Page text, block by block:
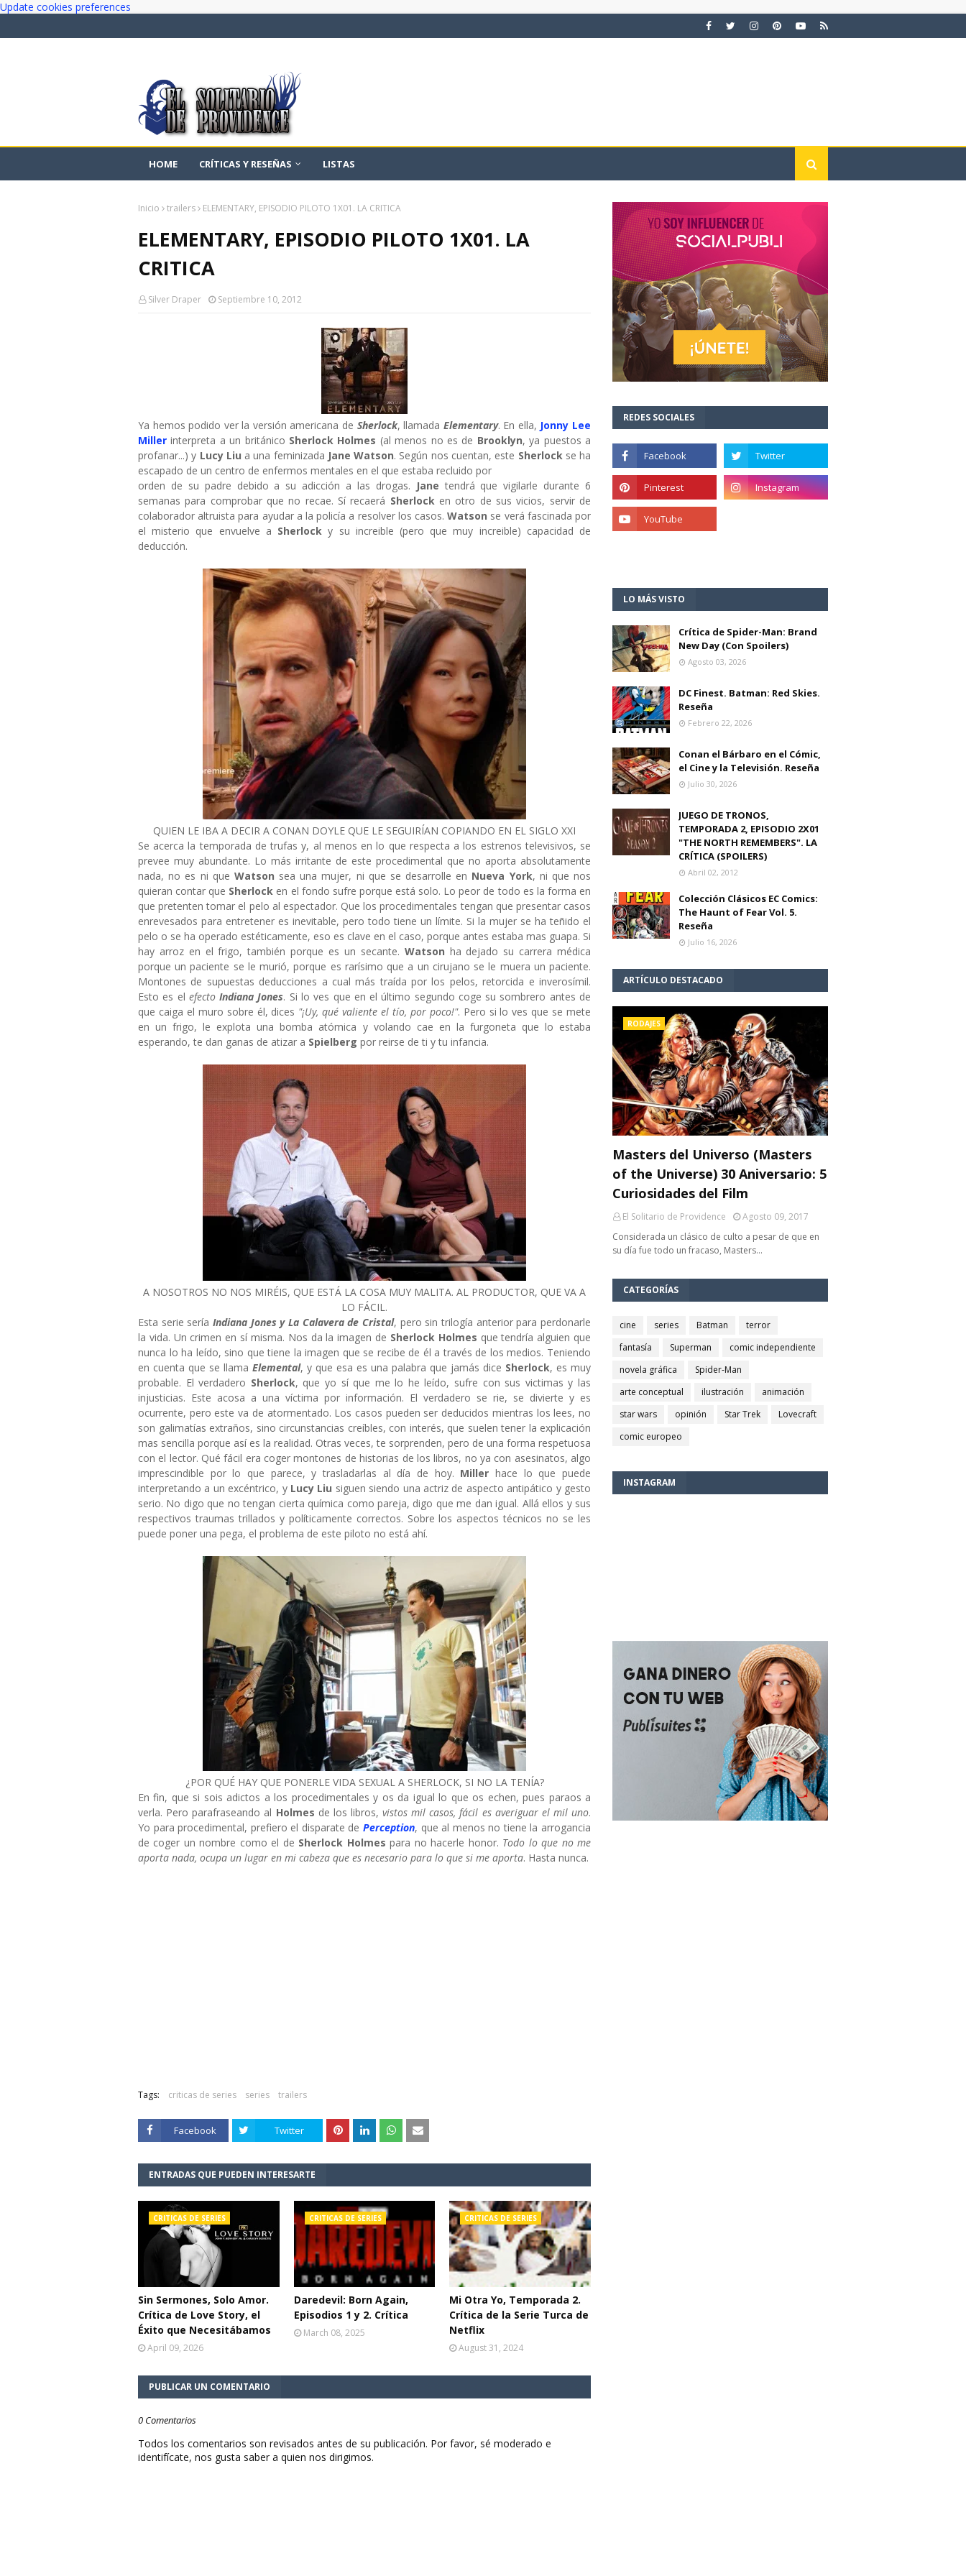
Update cookies preferences
HOME CRÍTICAS Y RESEÑAS LISTAS
Inicio trailers ELEMENTARY, EPISODIO PILOTO 1X01. LA CRITICA
ELEMENTARY, EPISODIO PILOTO 1X01. LA
CRITICA
Silver Draper Septiembre 10, 2012
Ya hemos podido ver la versión americana de Sherlock, llamada Elementary. En ella, Jonny Lee
Miller interpreta a un británico Sherlock Holmes (al menos no es de Brooklyn, ya puestos a
profanar...) y Lucy Liu a una feminizada Jane Watson. Según nos cuentan, este Sherlockse ha
escapado de un centro de enfermos mentales en el que estaba recluido por
orden de su padre debido a su adicción a las drogas. Jane tendrá que vigilarle durante 6
semanas para comprobar que no recae. Sí recaerá Sherlock en otro de sus vicios, servir de
colaborador altruista para ayudar a la policía a resolver los casos.Watson se verá fascinada por
el misterio que envuelve a Sherlock y su increible (pero que muy increible) capacidad de
deducción.
QUIEN LE IBA A DECIR A CONAN DOYLE QUE LE SEGUIRÍAN COPIANDO EN EL SIGLO XXI
Se acerca la temporada de trufas y, al menos en lo que respecta a los estrenos televisivos, se
prevee muy abundante. Lo más irritante de este procedimental que no aporta absolutamente
nada, no es ni que Watson sea una mujer, ni que se desarrolle en Nueva York, ni que nos
quieran contar que Sherlock en el fondo sufre porque está solo. Lo peor de todo es la forma en
que pretenten tomar el pelo al espectador. Que los procedimentales tengan que presentar casos
enrevesados para entretener es inevitable, pero todo tiene un límite. Si la mujer se ha teñido el
pelo o se ha operado estéticamente, eso es clave en el caso, porque antes estaba mas guapa. Si
hay arroz en el frigo, también porque es un secante. Watson ha dejado su carrera médica
porque un paciente se le murió, porque es rarísimo que a un cirujano se le muera un paciente.
Montones de supuestas deducciones a cual más traída por los pelos, retorcida e inverosímil.
Esto es el efectoIndiana Jones. Si lo ves que en el último segundo coge su sombrero antes de
que caiga el muro sobre él, dices "¡Uy, qué valiente el tío, por poco!". Pero si lo ves que se mete
en un frigo, le explota una bomba atómica y volando cae en la furgoneta que lo estaba
esperando, te dan ganas de atizar a Spielberg por reirse de ti y tu infancia.
A NOSOTROS NO NOS MIRÉIS, QUE ESTÁ LA COSA MUY MALITA. AL PRODUCTOR, QUE VA A
LO FÁCIL.
Esta serie sería Indiana Jones y La Calavera de Cristal, pero sin trilogía anterior para perdonarle
la vida. Un crimen en sí misma. Nos da la imagen de Sherlock Holmes que tendría alguien que
nunca lo ha leído, sino que tiene la imagen que se recibe de él a través de los medios. Teniendo
en cuenta que se llama Elemental, y que esa es una palabra que jamás dice Sherlock, es muy
probable. El verdadero Sherlock, que yo sí que me lo he leído, sufre con sus victimas y las
injusticias. Este acosa a una víctima por información. El verdadero se rie, se divierte y es
ocurrente, pero este va de atormentado. Los casos pueden ser deducidos mientras los lees, no
son galimatías extraños, sino circunstancias creíbles, con interés, que suelen tener la explicación
mas sencilla porque así es la realidad. Otras veces, te sorprenden, pero de una forma respetuosa
con el lector. Qué fácil era coger montones de historias de los libros, no ya con asesinatos, algo
imprescindible por lo que parece, y trasladarlas al día de hoy. Millerhace lo que puede
interpretando a un excéntrico, y Lucy Liu siguen siendo una actriz de aspecto antipático y gesto
serio. No digo que no tengan cierta química como pareja, digo que me dan igual. Allá ellos y sus
respectivos traumas trillados y políticamente correctos. Sobre los aspectos técnicos no se les
puede poner una pega, el problema de este piloto no está ahí.
¿POR QUÉ HAY QUE PONERLE VIDA SEXUAL A SHERLOCK, SI NO LA TENÍA?
En fin, que si sois adictos a los procedimentales y os da igual lo que os echen, pues paraos a
verla. Pero parafraseando al Holmes de los libros, vistos mil casos, fácil es averiguar el mil uno.
Yo para procedimental, prefiero el disparate de Perception, que al menos no tiene la arrogancia
de coger un nombre como el de Sherlock Holmes para no hacerle honor. Todo lo que no me
aporta nada, ocupa un lugar en mi cabeza que es necesario para lo que si me aporta. Hasta nunca.
Tags: criticas de series series trailers
Facebook Twitter
ENTRADAS QUE PUEDEN INTERESARTE
CRITICAS DE SERIES
Sin Sermones, Solo Amor.
Crítica de Love Story, el
Éxito que Necesitábamos
April 09, 2026
CRITICAS DE SERIES
Daredevil: Born Again,
Episodios 1 y 2. Crítica
March 08, 2025
CRITICAS DE SERIES
Mi Otra Yo, Temporada 2.
Crítica de la Serie Turca de
Netflix
August 31, 2024
PUBLICAR UN COMENTARIO
0 Comentarios
Todos los comentarios son revisados antes de su publicación. Por favor, sé moderado e
identifícate, nos gusta saber a quien nos dirigimos.
REDES SOCIALES
LO MÁS VISTO
Crítica de Spider-Man: Brand
New Day (Con Spoilers)
Agosto 03, 2026
DC Finest. Batman: Red Skies.
Reseña
Febrero 22, 2026
Conan el Bárbaro en el Cómic,
el Cine y la Televisión. Reseña
Julio 30, 2026
JUEGO DE TRONOS,
TEMPORADA 2, EPISODIO 2X01
"THE NORTH REMEMBERS". LA
CRÍTICA (SPOILERS)
Abril 02, 2012
Colección Clásicos EC Comics:
The Haunt of Fear Vol. 5.
Reseña
Julio 16, 2026
ARTÍCULO DESTACADO
RODAJES
Masters del Universo (Masters
of the Universe) 30 Aniversario: 5
Curiosidades del Film
El Solitario de Providence
Agosto 09, 2017
Considerada un clásico de culto a pesar de que en
su día fue todo un fracaso, Masters…
CATEGORÍAS
cine series Batman
terror
fantasía
Superman
comic independiente
novela gráfica
Spider-Man
arte conceptual
ilustración
animación
star wars
opinión Star Trek
Lovecraft
comic europeo
INSTAGRAM